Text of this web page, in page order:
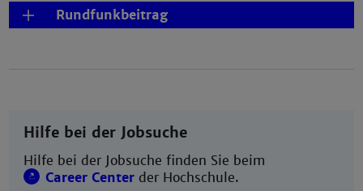
Rundfunkbeitrag
Hilfe bei der Jobsuche
Hilfe bei der Jobsuche finden Sie beim
Career Center der Hochschule.